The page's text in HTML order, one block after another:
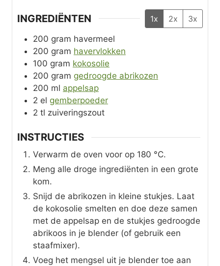
INGREDIËNTEN 1x 2x 3x
200 gram havermeel
200 gram havervlokken
100 gram kokosolie
200 gram gedroogde abrikozen
200 ml appelsap
2 el gemberpoeder
2 tl zuiveringszout
INSTRUCTIES
Verwarm de oven voor op 180 °C.
Meng alle droge ingrediënten in een grote
kom.
Snijd de abrikozen in kleine stukjes. Laat
de kokosolie smelten en doe deze samen
met de appelsap en de stukjes gedroogde
abrikoos in je blender (of gebruik een
staafmixer).
Voeg het mengsel uit je blender toe aan